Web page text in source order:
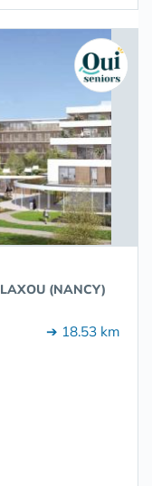
LAXOU (NANCY)
➔ 18.53 km